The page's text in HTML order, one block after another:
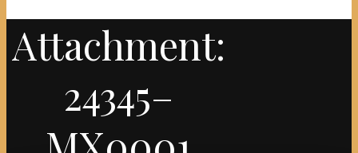
Attachment:
24345–